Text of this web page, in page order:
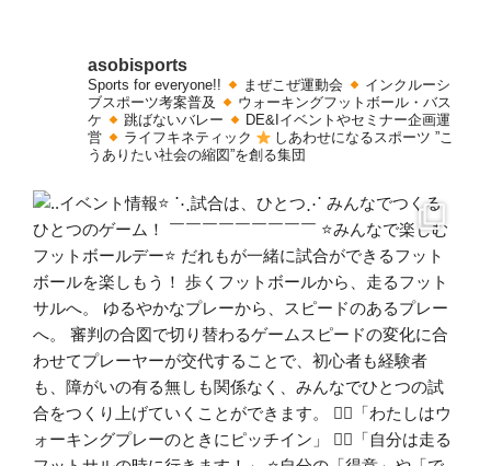
asobisports
Sports for everyone!! まぜこぜ運動会
インクルーシ
ブスポーツ考案普及
ウォーキングフットボール・バス
ケ
跳ばないバレー
DE&Iイベントやセミナー企画運
営
ライフキネティック しあわせになるスポーツ ”こ
うありたい社会の縮図”を創る集団